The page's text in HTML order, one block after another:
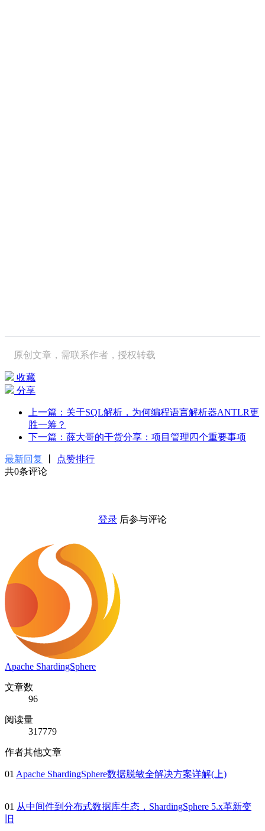
原创文章，需联系作者，授权转载
收藏
分享
上一篇：关于SQL解析，为何编程语言解析器ANTLR更
胜一筹？
下一篇：薛大哥的干货分享：项目管理四个重要事项
最新回复
点赞排行
共0条评论
登录 后参与评论
Apache ShardingSphere
文章数
96
阅读量
317779
作者其他文章
01 Apache ShardingSphere数据脱敏全解决方案详解(上)
01 从中间件到分布式数据库生态，ShardingSphere 5.x革新变
旧